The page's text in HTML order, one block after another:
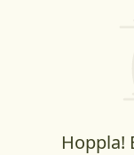
Hoppla!